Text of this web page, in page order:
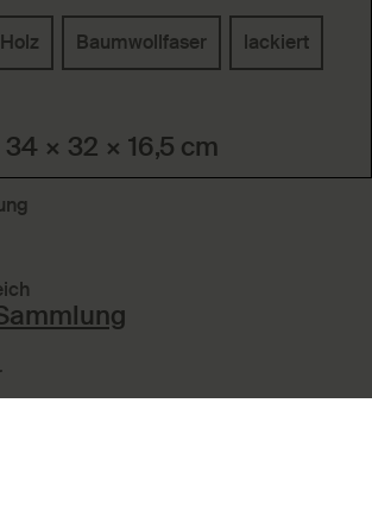
Holz Baumwollfaser lackiert
× 32 × 16,5 cm